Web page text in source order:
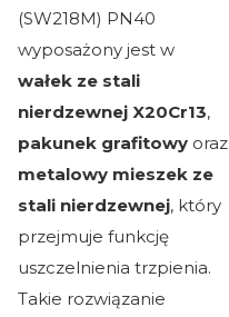
(SW218M) PN40
wyposażony jest w
wałek ze stali
nierdzewnej X20Cr13,
pakunek grafitowy oraz
metalowy mieszek ze
stali nierdzewnej, który
przejmuje funkcję
uszczelnienia trzpienia.
Takie rozwiązanie